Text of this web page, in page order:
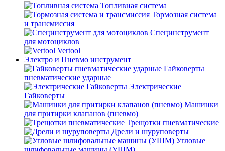
Топливная система
Тормозная система
и трансмиссия
Специнструмент
для мотоциклов
Vertool
Электро и Пневмо инструмент
Гайковерты
пневматические ударные
Электрические
Гайковерты
Машинки
для притирки клапанов (пневмо)
Трещотки пневматические
Дрели и шуруповерты
Угловые